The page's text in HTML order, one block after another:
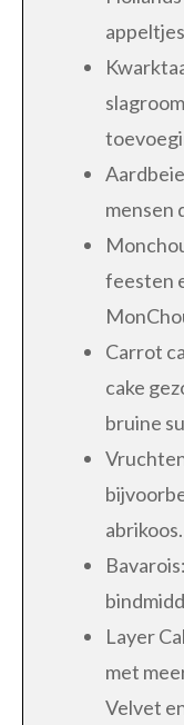
mensen
feesten
Carrot
cake
bruine
abrikoos.
Layer
met
Velvet